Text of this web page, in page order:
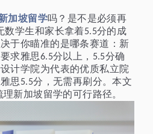
加坡留学吗？是不是必须再
数学生和家长拿着5.5分的成
于你瞄准的是哪条赛道：新
求雅思6.5分以上， 5.5分确
计学院为代表的优质私立院
思5.5分，无需再刷分。本文
新加坡留学的可行路径。